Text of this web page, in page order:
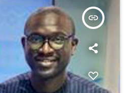
insert_link